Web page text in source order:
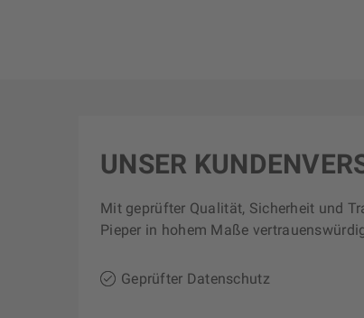
UNSER
Mit geprüfter Qualität, Sicherheit und
Pieper in hohem Maße
Geprüfter Datenschutz